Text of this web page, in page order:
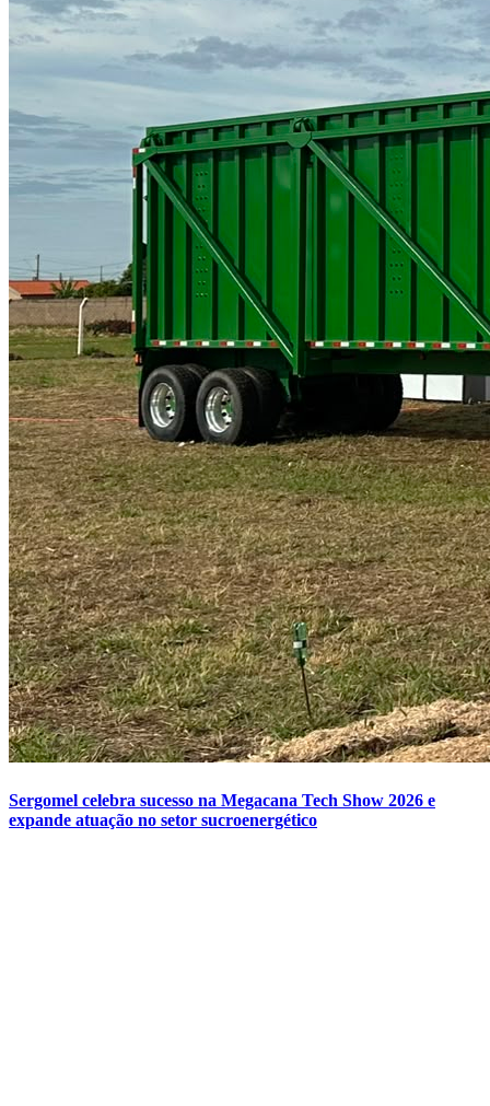
Sergomel celebra sucesso na Megacana Tech Show 2026 e
expande atuação no setor sucroenergético